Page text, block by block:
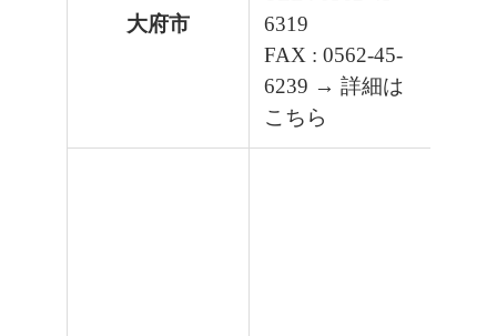
大府市
6319
FAX : 0562-45-
6239 → 詳細は
こちら